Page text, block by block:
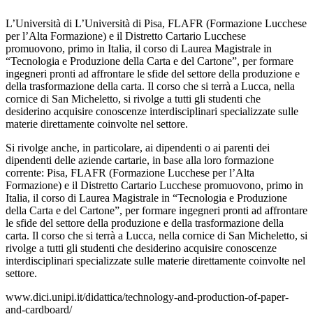
L’Università di L’Università di Pisa, FLAFR (Formazione Lucchese
per l’Alta Formazione) e il Distretto Cartario Lucchese
promuovono, primo in Italia, il corso di Laurea Magistrale in
“Tecnologia e Produzione della Carta e del Cartone”, per formare
ingegneri pronti ad affrontare le sfide del settore della produzione e
della trasformazione della carta. Il corso che si terrà a Lucca, nella
cornice di San Micheletto, si rivolge a tutti gli studenti che
desiderino acquisire conoscenze interdisciplinari specializzate sulle
materie direttamente coinvolte nel settore.
Si rivolge anche, in particolare, ai dipendenti o ai parenti dei
dipendenti delle aziende cartarie, in base alla loro formazione
corrente: Pisa, FLAFR (Formazione Lucchese per l’Alta
Formazione) e il Distretto Cartario Lucchese promuovono, primo in
Italia, il corso di Laurea Magistrale in “Tecnologia e Produzione
della Carta e del Cartone”, per formare ingegneri pronti ad affrontare
le sfide del settore della produzione e della trasformazione della
carta. Il corso che si terrà a Lucca, nella cornice di San Micheletto, si
rivolge a tutti gli studenti che desiderino acquisire conoscenze
interdisciplinari specializzate sulle materie direttamente coinvolte nel
settore.
www.dici.unipi.it/didattica/technology-and-production-of-paper-
and-cardboard/